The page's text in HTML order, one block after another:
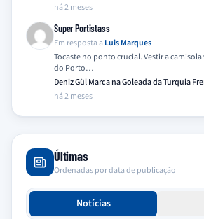
há 2 meses
Super Portistass
Em resposta a Luis Marques
Tocaste no ponto crucial. Vestir a
do Porto…
Deniz Gül Marca na Goleada da Turquia
há 2 meses
Últimas
Ordenadas por data de publicação
Notícias